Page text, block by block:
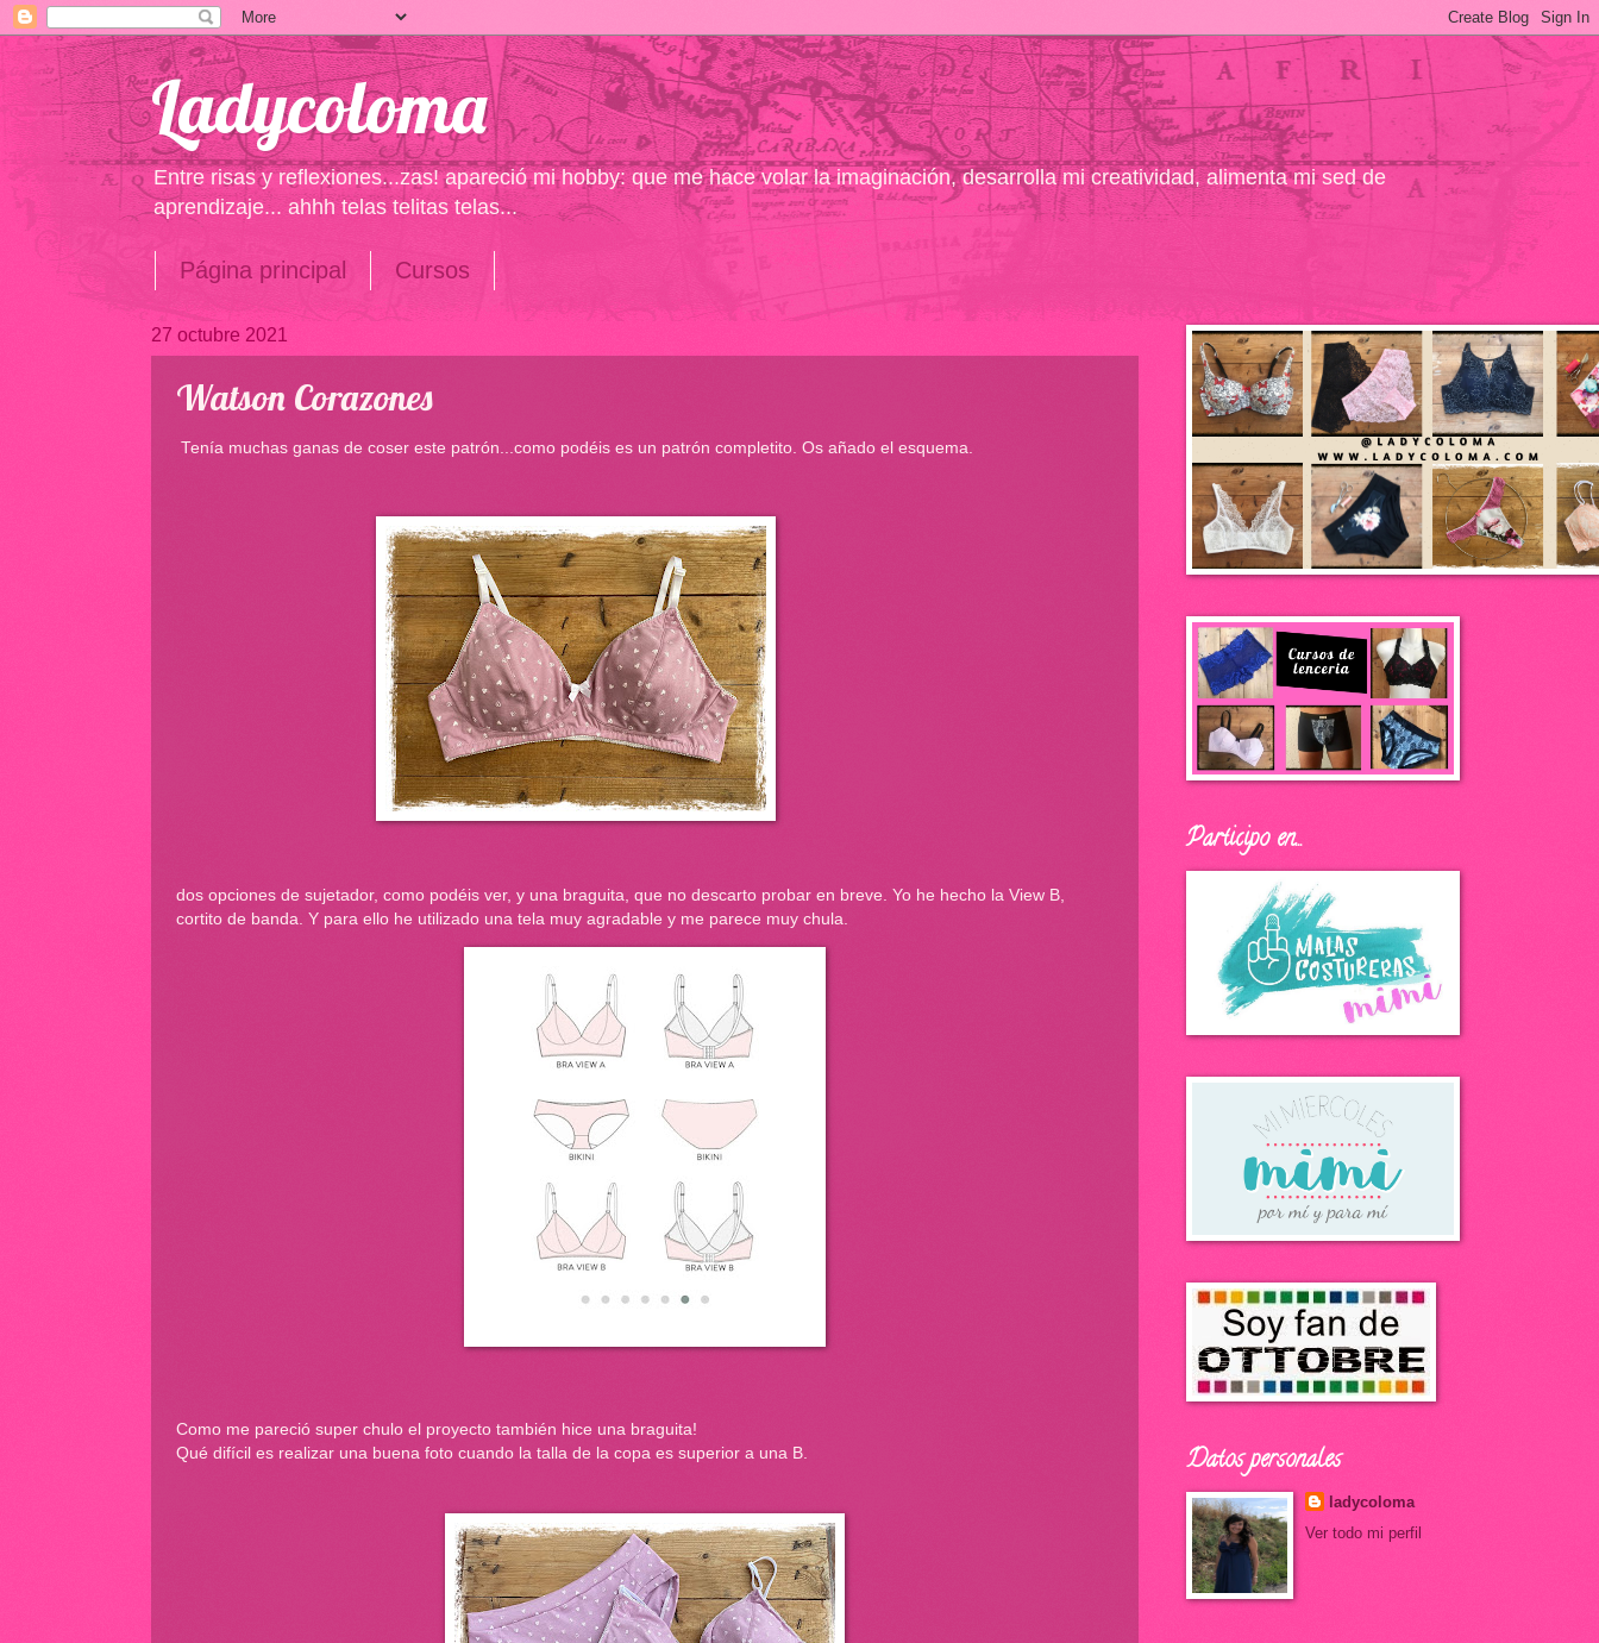
Ladycoloma
Entre risas y reflexiones...zas! apareció mi hobby: que me hace volar la imaginación, desarrolla mi creatividad, alimenta mi sed de
aprendizaje... ahhh telas telitas telas...
Página principal Cursos
27 octubre 2021
Watson Corazones
Tenía muchas ganas de coser este patrón...como podéis es un patrón completito. Os añado el esquema.
dos opciones de sujetador, como podéis ver, y una braguita, que no descarto probar en breve. Yo he hecho la View B,
cortito de banda. Y para ello he utilizado una tela muy agradable y me parece muy chula.
Como me pareció super chulo el proyecto también hice una braguita!
Qué difícil es realizar una buena foto cuando la talla de la copa es superior a una B.
Participo en...
Datos personales
ladycoloma
Ver todo mi perfil